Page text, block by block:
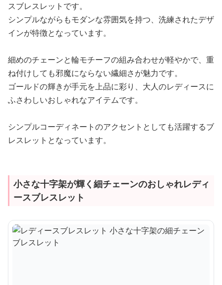
スブレスレットです。
シンプルながらもモダンな雰囲気を持つ、洗練されたデザ
インが特徴となっています。
細めのチェーンと輪モチーフの組み合わせが軽やかで、重
ね付けしても邪魔にならない繊細さが魅力です。
ゴールドの輝きが手元を上品に彩り、大人のレディースに
ふさわしいおしゃれなアイテムです。
シンプルコーディネートのアクセントとしても活躍するブ
レスレットとなっています。
小さな十字架が輝く細チェーンのおしゃれレディ
ースブレスレット